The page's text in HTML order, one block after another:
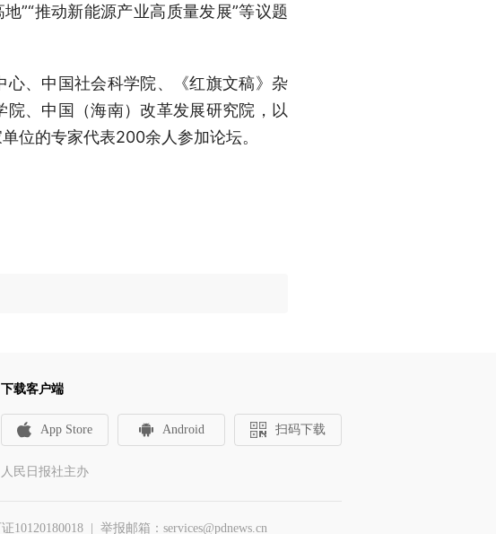
”“推动新能源产业高质量发展”等议题
、中国社会科学院、《红旗文稿》杂
、中国（海南）改革发展研究院，以
位的专家代表200余人参加论坛。
下载客户端
App Store Android 扫码下载
人民日报社主办
10120180018 | 举报邮箱：services@pdnews.cn